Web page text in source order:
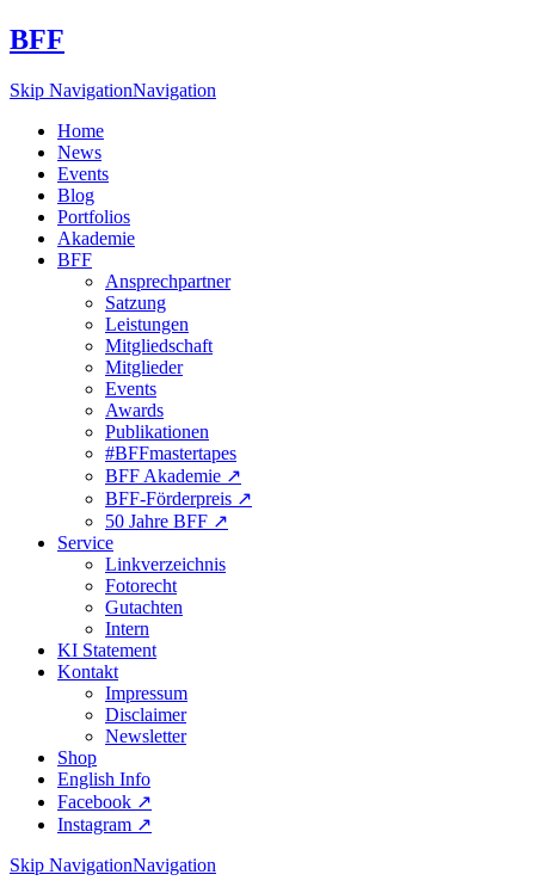
BFF
Skip NavigationNavigation
Home
News
Events
Blog
Portfolios
Akademie
BFF
Ansprechpartner
Satzung
Leistungen
Mitgliedschaft
Mitglieder
Events
Awards
Publikationen
#BFFmastertapes
BFF Akademie ↗︎
BFF-Förderpreis ↗︎
50 Jahre BFF ↗︎
Service
Linkverzeichnis
Fotorecht
Gutachten
Intern
KI Statement
Kontakt
Impressum
Disclaimer
Newsletter
Shop
English Info
Facebook ↗︎
Instagram ↗︎
Skip NavigationNavigation